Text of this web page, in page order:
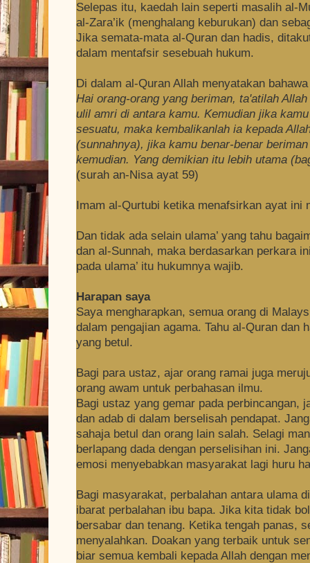
Selepas itu, kaedah lain seperti masalih al-
al-Zara’ik (menghalang keburukan) dan
Jika semata-mata al-Quran dan hadis,
dalam mentafsir sesebuah hukum.
Di dalam al-Quran Allah menyatakan
Hai orang-orang yang beriman, ta'atilah
ulil amri di antara kamu. Kemudian jika
sesuatu, maka kembalikanlah ia kepada
(sunnahnya), jika kamu benar-benar
kemudian. Yang demikian itu lebih utama
(surah an-Nisa ayat 59)
Imam al-Qurtubi ketika menafsirkan ayat ini
Dan tidak ada selain ulama’ yang tahu
dan al-Sunnah, maka berdasarkan perkara
pada ulama’ itu hukumnya wajib.
Harapan saya
Saya mengharapkan, semua orang di
dalam pengajian agama. Tahu al-Quran dan
yang betul.
Bagi para ustaz, ajar orang ramai juga
orang awam untuk perbahasan ilmu.
Bagi ustaz yang gemar pada perbincangan,
dan adab di dalam berselisah pendapat.
sahaja betul dan orang lain salah. Selagi
berlapang dada dengan perselisihan ini.
emosi menyebabkan masyarakat lagi huru
Bagi masyarakat, perbalahan antara ulama
ibarat perbalahan ibu bapa. Jika kita tidak
bersabar dan tenang. Ketika tengah panas,
menyalahkan. Doakan yang terbaik untuk
biar semua kembali kepada Allah dengan